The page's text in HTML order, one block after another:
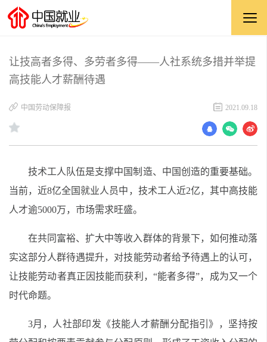
让技高者多得、多劳者多得——人社系统多措并举提
高技能人才薪酬待遇
中国劳动保障报 2021.09.18
技术工人队伍是支撑中国制造、中国创造的重要基础。
当前，近8亿全国就业人员中，技术工人近2亿，其中高技能
人才逾5000万，市场需求旺盛。
在共同富裕、扩大中等收入群体的背景下，如何推动落
实这部分人群待遇提升，对技能劳动者给予待遇上的认可，
让技能劳动者真正因技能而获利，“能者多得”，成为又一个
时代命题。
3月，人社部印发《技能人才薪酬分配指引》，坚持按